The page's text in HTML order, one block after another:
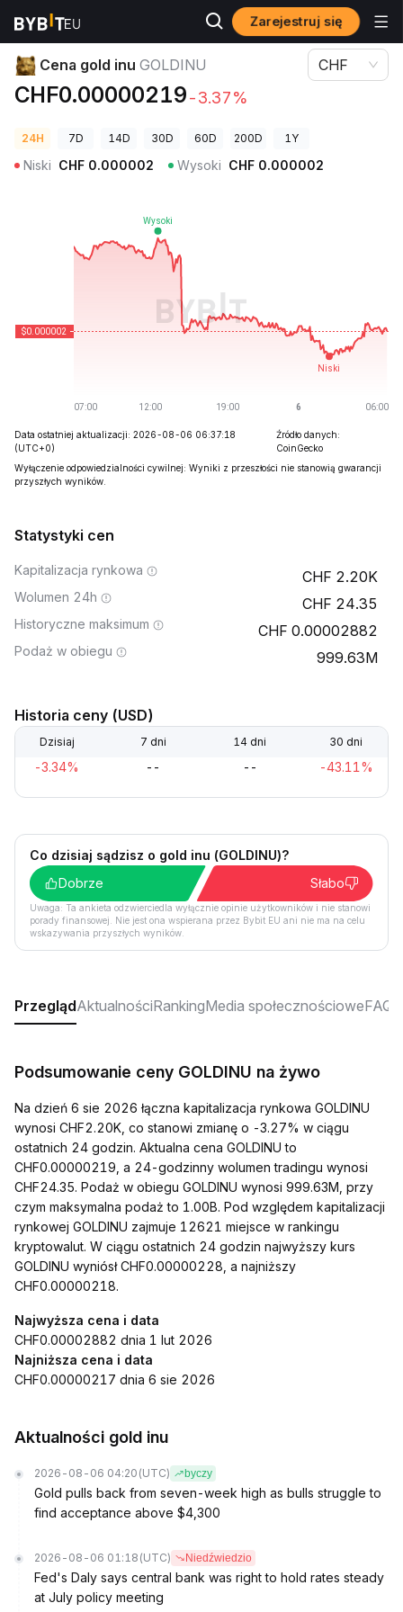
Zarejestruj się
Ceny kryptowalut Cena gold inu GOLDINU
Cena gold inu GOLDINU
CHF0.00000219-3.37%
CHF
24H 7D 14D 30D 60D 200D 1Y
Niski CHF 0.000002 Wysoki CHF 0.000002
Data ostatniej aktualizacji: 2026-08-06 06:37:18
(UTC+0)
Źródło danych:
CoinGecko
Wyłączenie odpowiedzialności cywilnej: Wyniki z przeszłości nie stanowią gwarancji
przyszłych wyników.
Statystyki cen
Kapitalizacja rynkowa 2.20K
Wolumen 24h 24.35
Historyczne maksimum 0.00002882
Podaż w obiegu 999.63M
Historia ceny (USD)
Dzisiaj 7 dni 14 dni 30 dni
-3.34% -- -- -43.11%
Co dzisiaj sądzisz o gold inu (GOLDINU)?
Dobrze
Słabo
Uwaga: Ta ankieta odzwierciedla wyłącznie opinie użytkowników i nie stanowi
porady finansowej. Nie jest ona wspierana przez Bybit EU ani nie ma na celu
wskazywania przyszłych wyników.
PrzeglądAktualnościRankingMedia społecznościoweFAQ
Podsumowanie ceny GOLDINU na żywo
Na dzień 6 sie 2026 łączna kapitalizacja rynkowa GOLDINU
wynosi CHF2.20K, co stanowi zmianę o -3.27% w ciągu
ostatnich 24 godzin. Aktualna cena GOLDINU to
CHF0.00000219, a 24-godzinny wolumen tradingu wynosi
CHF24.35. Podaż w obiegu GOLDINU wynosi 999.63M, przy
czym maksymalna podaż to 1.00B. Pod względem kapitalizacji
rynkowej GOLDINU zajmuje 12621 miejsce w rankingu
kryptowalut. W ciągu ostatnich 24 godzin najwyższy kurs
GOLDINU wyniósł CHF0.00000228, a najniższy
CHF0.00000218.
Najwyższa cena i data
CHF0.00002882 dnia 1 lut 2026
Najniższa cena i data
CHF0.00000217 dnia 6 sie 2026
Aktualności gold inu
2026-08-06 04:20 (UTC) byczy
Gold pulls back from seven-week high as bulls struggle to
find acceptance above $4,300
2026-08-06 01:18 (UTC) Niedźwiedzio
Fed's Daly says central bank was right to hold rates steady
at July policy meeting